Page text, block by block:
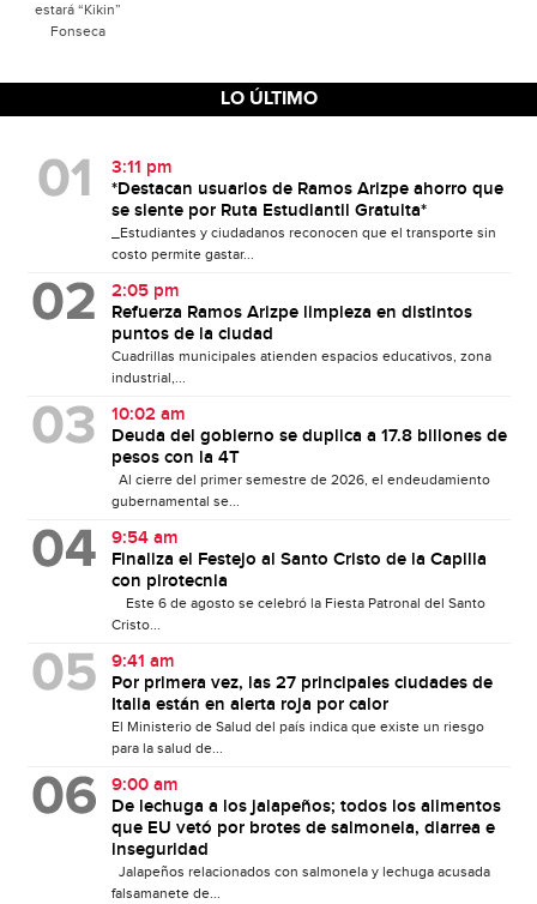
estará “Kikin”
Fonseca
LO ÚLTIMO
3:11 pm
*Destacan usuarios de Ramos Arizpe ahorro que
se siente por Ruta Estudiantil Gratuita*
_Estudiantes y ciudadanos reconocen que el transporte sin
costo permite gastar...
2:05 pm
Refuerza Ramos Arizpe limpieza en distintos
puntos de la ciudad
Cuadrillas municipales atienden espacios educativos, zona
industrial,...
10:02 am
Deuda del gobierno se duplica a 17.8 billones de
pesos con la 4T
Al cierre del primer semestre de 2026, el endeudamiento
gubernamental se...
9:54 am
Finaliza el Festejo al Santo Cristo de la Capilla
con pirotecnia
Este 6 de agosto se celebró la Fiesta Patronal del Santo
Cristo...
9:41 am
Por primera vez, las 27 principales ciudades de
Italia están en alerta roja por calor
El Ministerio de Salud del país indica que existe un riesgo
para la salud de...
9:00 am
De lechuga a los jalapeños; todos los alimentos
que EU vetó por brotes de salmonela, diarrea e
inseguridad
Jalapeños relacionados con salmonela y lechuga acusada
falsamanete de...